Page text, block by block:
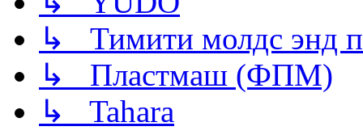
↳ Тимити молдс энд
↳ Пластмаш (ФПМ)
↳ Tahara